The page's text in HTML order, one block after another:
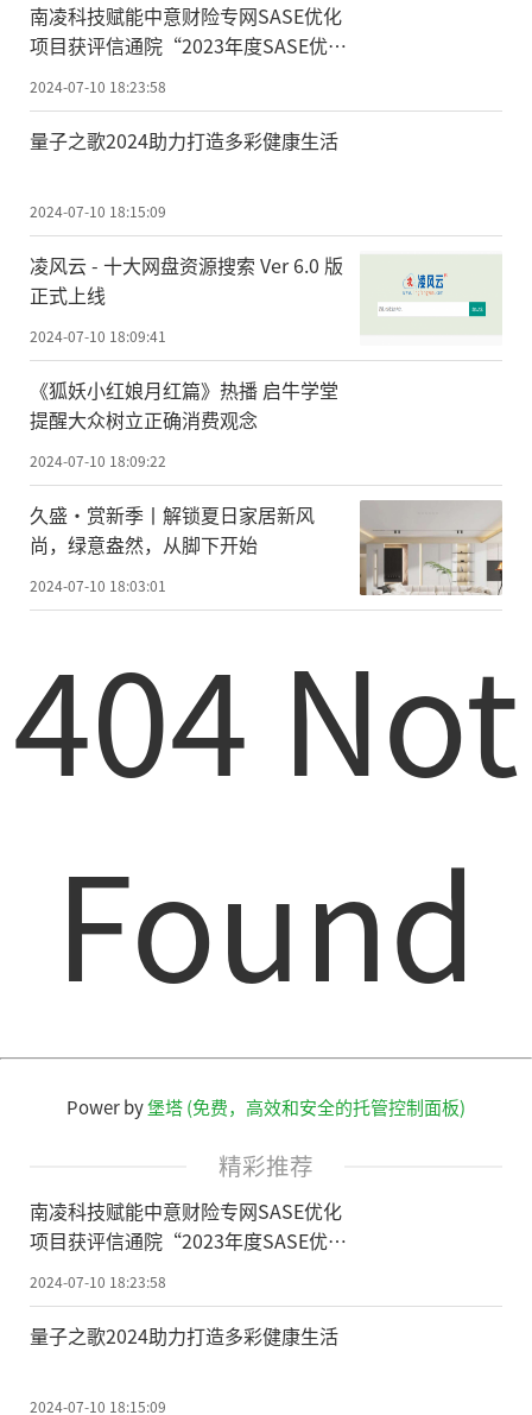
南凌科技赋能中意财险专网SASE优化
项目获评信通院“2023年度SASE优秀
方案奖”
2024-07-10 18:23:58
量子之歌2024助力打造多彩健康生活
2024-07-10 18:15:09
凌风云 - 十大网盘资源搜索 Ver 6.0 版
正式上线
2024-07-10 18:09:41
《狐妖小红娘月红篇》热播 启牛学堂
提醒大众树立正确消费观念
2024-07-10 18:09:22
久盛·赏新季丨解锁夏日家居新风
尚，绿意盎然，从脚下开始
2024-07-10 18:03:01
404 Not
Found
Power by堡塔 (免费，高效和安全的托管控制面板)
精彩推荐
南凌科技赋能中意财险专网SASE优化
项目获评信通院“2023年度SASE优秀
方案奖”
2024-07-10 18:23:58
量子之歌2024助力打造多彩健康生活
2024-07-10 18:15:09